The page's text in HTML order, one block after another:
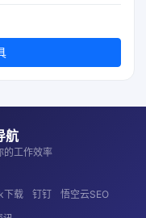
航
的工作效率
下载 钉钉
悟空云SEO